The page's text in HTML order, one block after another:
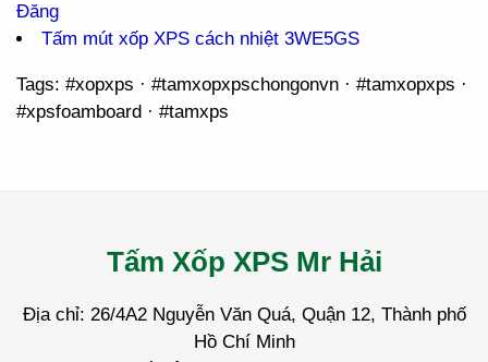
Đăng
Tấm mút xốp XPS cách nhiệt 3WE5GS
Tags: #xopxps · #tamxopxpschongonvn · #tamxopxps ·
#xpsfoamboard · #tamxps
Tấm Xốp XPS Mr Hải
Địa chỉ: 26/4A2 Nguyễn Văn Quá, Quận 12, Thành phố
Hồ Chí Minh